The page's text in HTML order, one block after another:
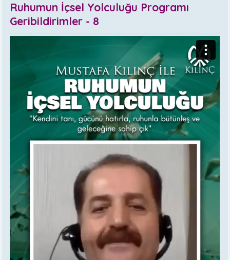
Ruhumun İçsel Yolculuğu Programı
Geribildirimler - 8